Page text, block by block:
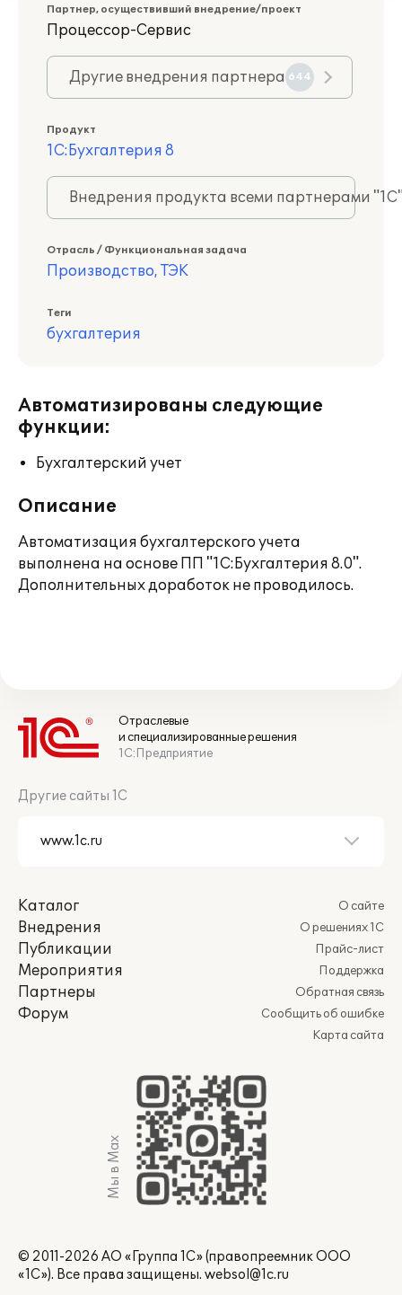
Партнер, осуществивший внедрение/проект
Процессор-Сервис
Другие внедрения партнера 644
Продукт
1С:Бухгалтерия 8
Внедрения продукта всеми партнерами
Отрасль / Функциональная задача
Производство, ТЭК
Теги
бухгалтерия
Автоматизированы следующие
функции:
Бухгалтерский учет
Описание
Автоматизация бухгалтерского учета
выполнена на основе ПП "1С:Бухгалтерия 8.0".
Дополнительных доработок не проводилось.
Отраслевые
и специализированные решения
1С:Предприятие
Другие сайты 1С
Каталог
Внедрения
Публикации
Мероприятия
Партнеры
Форум
О сайте
О решениях 1С
Прайс-лист
Поддержка
Обратная связь
Сообщить об ошибке
Карта сайта
Мы в Max
© 2011-2026 АО «Группа 1С» (правопреемник ООО
«1С»). Все права защищены. websol@1c.ru